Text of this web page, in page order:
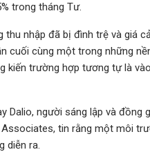
trong tháng Tư.
thu nhập đã bị đình trệ và giá
cuối cùng một trong những
kiến ​​trường hợp tương tự là
Dalio, người sáng lập và đồng
tin rằng một môi
diễn ra.